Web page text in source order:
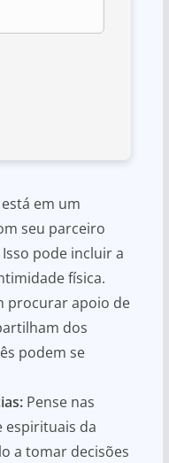
em um
seu parceiro
pode incluir a
física.
procurar apoio de
dos
podem se
Pense nas
espirituais da
a tomar decisões